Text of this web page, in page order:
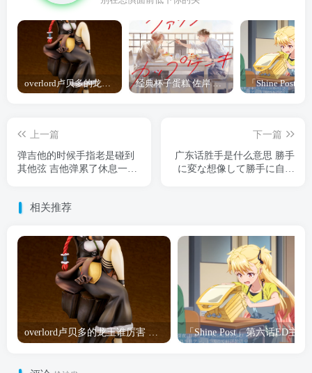
经典杯子蛋糕 佐岸 漫画「经典杯子蛋糕」宣布真人日剧化
上一篇
弹吉他的时候手指老是碰到
其他弦 吉他弹累了休息一下
下一篇
广东话胜手是什么意思 勝手
に変な想像して勝手に自戒
相关推荐